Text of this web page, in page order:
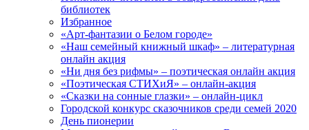
библиотек
Избранное
«Арт-фантазии о Белом городе»
«Наш семейный книжный шкаф» – литературная
онлайн акция
«Ни дня без рифмы» – поэтическая онлайн акция
«Поэтическая СТИХиЯ» – онлайн-акция
«Сказки на сонные глазки» – онлайн-цикл
Городской конкурс сказочников среди семей 2020
День пионерии